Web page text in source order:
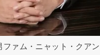
ァム・ニャット・クア